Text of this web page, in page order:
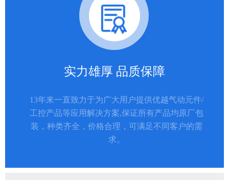
实力雄厚 品质保障
13年来一直致力于为广大用户提供优越气动元件/
工控产品等应用解决方案,保证所有产品均原厂包
装，种类齐全，价格合理，可满足不同客户的需
求。